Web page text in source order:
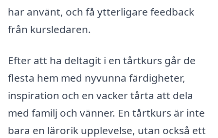
har använt, och få ytterligare feedback
från kursledaren.
Efter att ha deltagit i en tårtkurs går de
flesta hem med nyvunna färdigheter,
inspiration och en vacker tårta att dela
med familj och vänner. En tårtkurs är inte
bara en lärorik upplevelse, utan också ett